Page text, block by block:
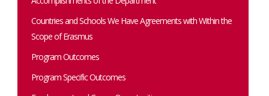
Countries and Schools We Have Agreements with Within the
Scope of Erasmus
Program Outcomes
Program Specific Outcomes